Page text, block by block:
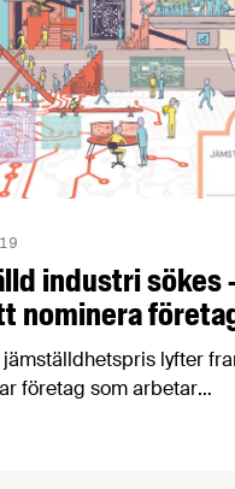
industri sökes
nominera
lyfter
företag som arbetar